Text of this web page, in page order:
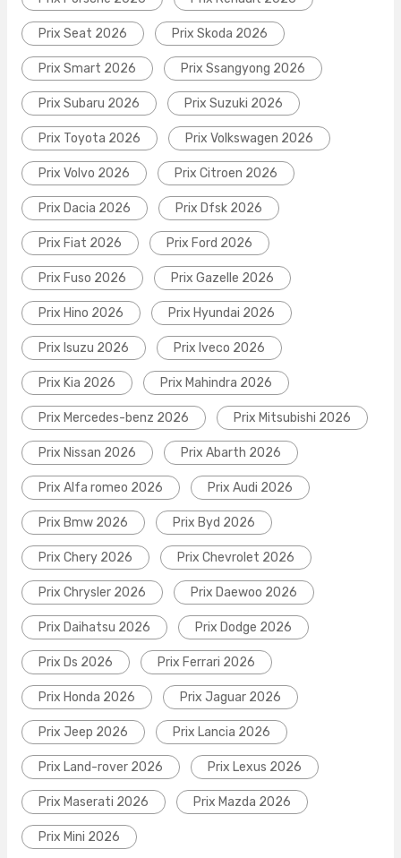
Prix Seat 2026 Prix Skoda 2026
Prix Smart 2026 Prix Ssangyong 2026
Prix Subaru 2026 Prix Suzuki 2026
Prix Toyota 2026 Prix Volkswagen 2026
Prix Volvo 2026 Prix Citroen 2026
Prix Dacia 2026 Prix Dfsk 2026
Prix Fiat 2026 Prix Ford 2026
Prix Fuso 2026 Prix Gazelle 2026
Prix Hino 2026 Prix Hyundai 2026
Prix Isuzu 2026 Prix Iveco 2026
Prix Kia 2026 Prix Mahindra 2026
Prix Mercedes-benz 2026 Prix Mitsubishi 2026
Prix Nissan 2026 Prix Abarth 2026
Prix Alfa romeo 2026 Prix Audi 2026
Prix Bmw 2026 Prix Byd 2026
Prix Chery 2026 Prix Chevrolet 2026
Prix Chrysler 2026 Prix Daewoo 2026
Prix Daihatsu 2026 Prix Dodge 2026
Prix Ds 2026 Prix Ferrari 2026
Prix Honda 2026 Prix Jaguar 2026
Prix Jeep 2026 Prix Lancia 2026
Prix Land-rover 2026 Prix Lexus 2026
Prix Maserati 2026 Prix Mazda 2026
Prix Mini 2026